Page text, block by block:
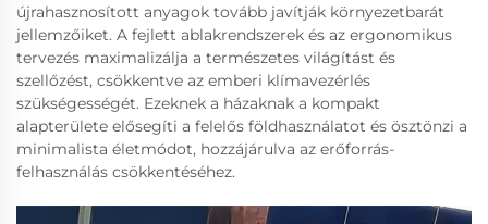
újrahasznosított anyagok tovább javítják környezetbarát
jellemzőiket. A fejlett ablakrendszerek és az ergonomikus
tervezés maximalizálja a természetes világítást és
szellőzést, csökkentve az emberi klímavezérlés
szükségességét. Ezeknek a házaknak a kompakt
alapterülete elősegíti a felelős földhasználatot és ösztönzi a
minimalista életmódot, hozzájárulva az erőforrás-
felhasználás csökkentéséhez.